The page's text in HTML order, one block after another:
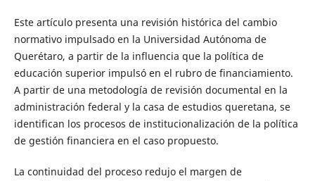
Este artículo presenta una revisión histórica del cambio
normativo impulsado en la Universidad Autónoma de
Querétaro, a partir de la influencia que la política de
educación superior impulsó en el rubro de financiamiento.
A partir de una metodología de revisión documental en la
administración federal y la casa de estudios queretana, se
identifican los procesos de institucionalización de la política
de gestión financiera en el caso propuesto.
La continuidad del proceso redujo el margen de